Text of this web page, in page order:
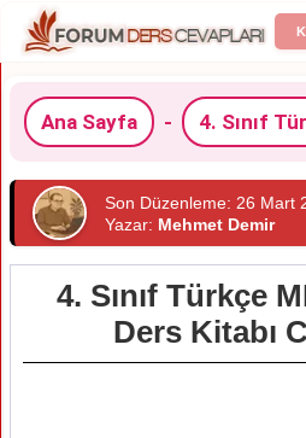
Ana Sayfa - 4. Sınıf
Son Düzenleme: 26 Mart
Yazar: Mehmet Demir
4. Sınıf Türkçe
Ders Kitabı